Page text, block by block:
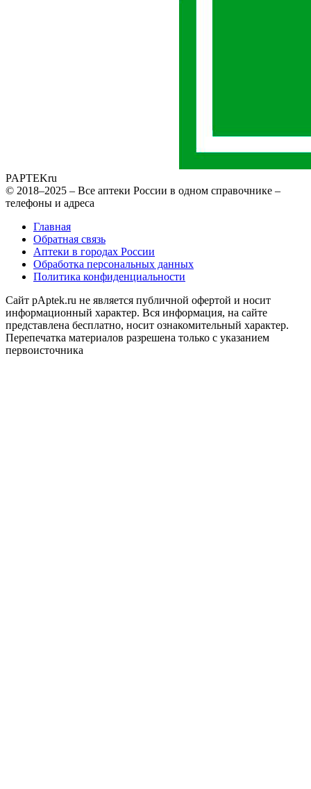
PAPTEKru
© 2018–2025 – Все аптеки России в одном справочнике –
телефоны и адреса
Главная
Обратная связь
Аптеки в городах России
Обработка персональных данных
Политика конфиденциальности
Сайт pAptek.ru не является публичной офертой и носит
информационный характер. Вся информация, на сайте
представлена бесплатно, носит ознакомительный характер.
Перепечатка материалов разрешена только с указанием
первоисточника